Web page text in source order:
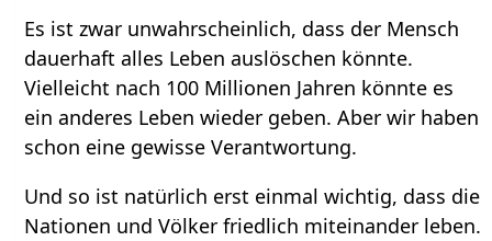
Es ist zwar unwahrscheinlich, dass der Mensch
dauerhaft alles Leben auslöschen könnte.
Vielleicht nach 100 Millionen Jahren könnte es
ein anderes Leben wieder geben. Aber wir haben
schon eine gewisse Verantwortung.
Und so ist natürlich erst einmal wichtig, dass die
Nationen und Völker friedlich miteinander leben.